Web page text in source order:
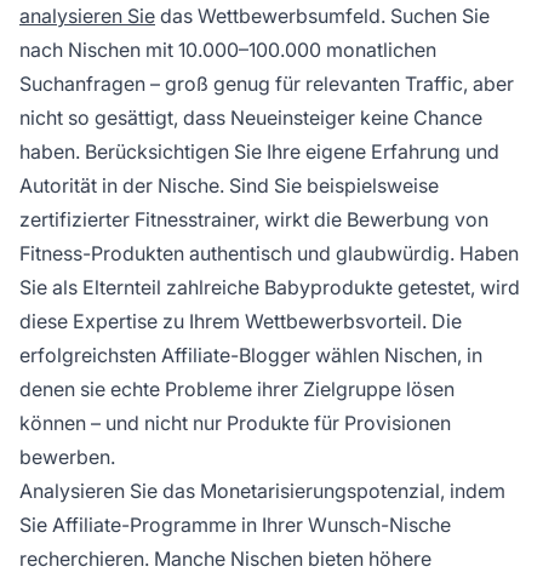
analysieren Sie das Wettbewerbsumfeld. Suchen Sie
nach Nischen mit 10.000–100.000 monatlichen
Suchanfragen – groß genug für relevanten Traffic, aber
nicht so gesättigt, dass Neueinsteiger keine Chance
haben. Berücksichtigen Sie Ihre eigene Erfahrung und
Autorität in der Nische. Sind Sie beispielsweise
zertifizierter Fitnesstrainer, wirkt die Bewerbung von
Fitness-Produkten authentisch und glaubwürdig. Haben
Sie als Elternteil zahlreiche Babyprodukte getestet, wird
diese Expertise zu Ihrem Wettbewerbsvorteil. Die
erfolgreichsten Affiliate-Blogger wählen Nischen, in
denen sie echte Probleme ihrer Zielgruppe lösen
können – und nicht nur Produkte für Provisionen
bewerben.
Analysieren Sie das Monetarisierungspotenzial, indem
Sie Affiliate-Programme in Ihrer Wunsch-Nische
recherchieren. Manche Nischen bieten höhere